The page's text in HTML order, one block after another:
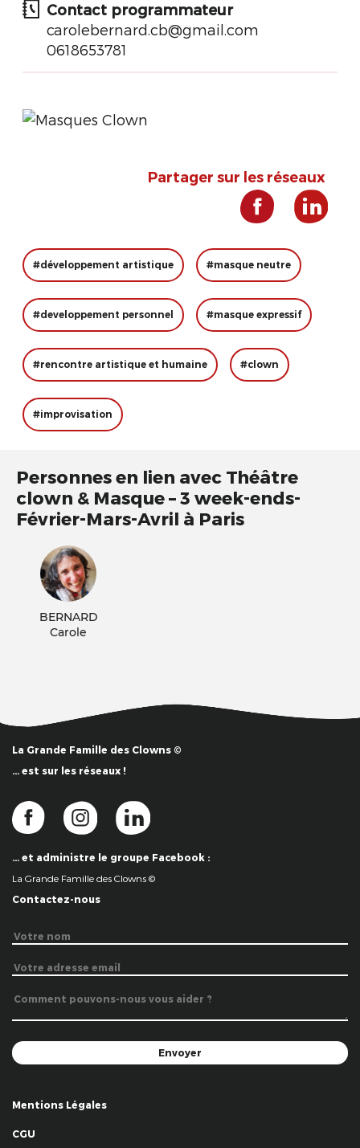
Contact programmateur
carolebernard.cb@gmail.com
0618653781
Partager sur les réseaux
#développement artistique #masque neutre
#developpement personnel #masque expressif
#rencontre artistique et humaine #clown
#improvisation
Personnes en lien avec Théâtre
clown & Masque – 3 week-ends-
Février-Mars-Avril à Paris
BERNARD
Carole
La Grande Famille des Clowns ©
… est sur les réseaux !
… et administre le groupe Facebook :
La Grande Famille des Clowns ©
Contactez-nous
Mentions Légales
CGU